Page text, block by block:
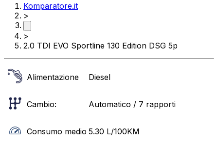
Komparatore.it
>
>
2.0 TDI EVO Sportline 130 Edition DSG 5p
Alimentazione Diesel
Cambio: Automatico / 7 rapporti
Consumo medio 5.30 L/100KM